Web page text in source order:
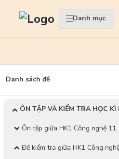
Danh mục
Danh sách đề
ÔN TẬP VÀ KIỂM TRA HỌC
Ôn tập giữa HK1 Công nghệ 11
Đề kiểm tra giữa HK1 Công